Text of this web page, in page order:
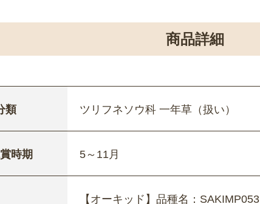
商品詳細
類 ツリフネソウ科 一年草（扱い）
時期 5～11月
【オーキッド】品種名：SAKIMP053